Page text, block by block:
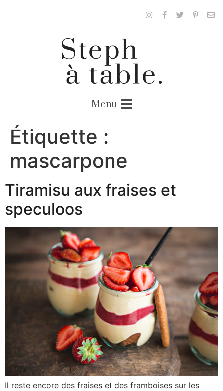
Étiquette :
mascarpone
Tiramisu aux fraises et
speculoos
Il reste encore des fraises et des framboises sur les